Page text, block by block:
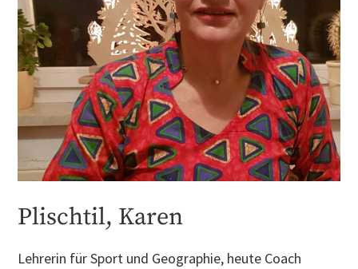
Plischtil, Karen
Lehrerin für Sport und Geographie, heute Coach